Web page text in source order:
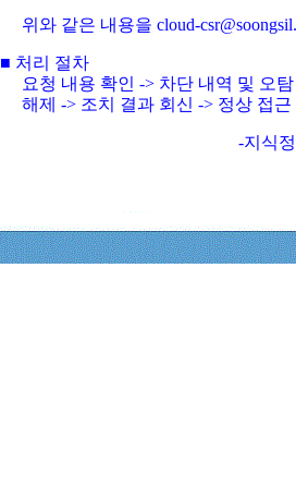
위와 같은 내용을 cloud-
■ 처리 절차
요청 내용 확인 -> 차단 내역 및 오
해제 -> 조치 결과 회신 -> 정상 접근
-지식